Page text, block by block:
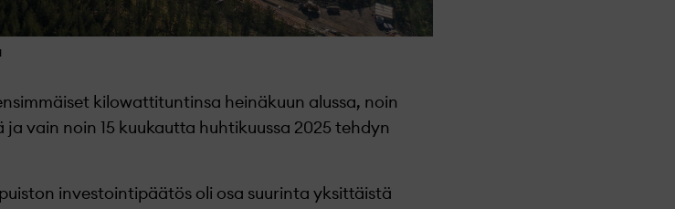
kilowattituntinsa heinäkuun alussa, noin
vain noin 15 kuukautta huhtikuussa 2025 tehdyn
investointipäätös oli osa suurinta yksittäistä